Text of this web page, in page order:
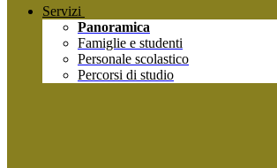
Servizi
Panoramica
Famiglie e studenti
Personale scolastico
Percorsi di studio